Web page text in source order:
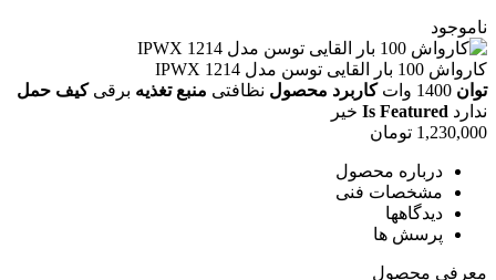
ناموجود
کارواش 100 بار القایی توسن مدل IPWX 1214
توان 1400 وات کاربرد محصول نظافتی منبع تغذیه برقی کیف حمل
ندارد Is Featured خیر
1,230,000 تومان
درباره محصول
مشخصات فنی
دیدگاهها
پرسش ها
معرفی محصول